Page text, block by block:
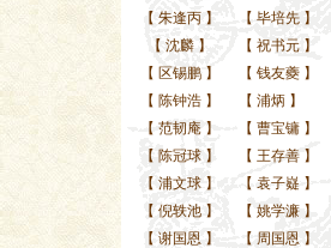
【 朱逢丙 】 【 毕培先 】
【 沈麟 】 【 祝书元 】
【 区锡鹏 】 【 钱友夔 】
【 陈钟浩 】 【 浦炳 】
【 范韧庵 】 【 曹宝镛 】
【 陈冠球 】 【 王存善 】
【 浦文球 】 【 袁子嶷 】
【 倪轶池 】 【 姚学濂 】
【 谢国恩 】 【 周国恩 】